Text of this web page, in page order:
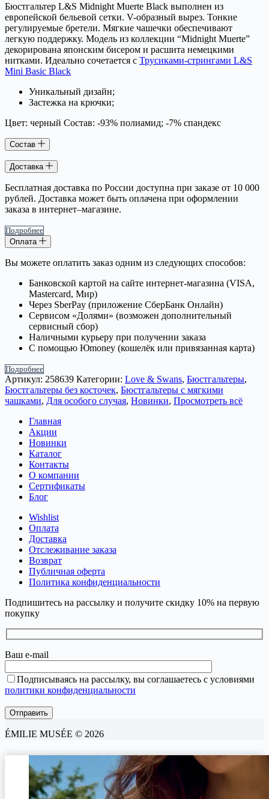
Бюстгальтер L&S Midnight Muerte Black выполнен из
европейской бельевой сетки. V-образный вырез. Тонкие
регулируемые бретели. Мягкие чашечки обеспечивают
легкую поддержку. Модель из коллекции “Midnight Muerte”
декорирована японским бисером и расшита немецкими
нитками. Идеально сочетается с Трусиками-стрингами L&S
Mini Basic Black
Уникальный дизайн;
Застежка на крючки;
Цвет: черный Состав: -93% полиамид; -7% спандекс
Состав
Доставка
Бесплатная доставка по России доступна при заказе от 10 000
рублей. Доставка может быть оплачена при оформлении
заказа в интернет–магазине.
Подробнее
Оплата
Вы можете оплатить заказ одним из следующих способов:
Банковской картой на сайте интернет-магазина (VISA,
Mastercard, Мир)
Через SberPay (приложение СберБанк Онлайн)
Сервисом «Долями» (возможен дополнительный
сервисный сбор)
Наличными курьеру при получении заказа
С помощью Юmoney (кошелёк или привязанная карта)
Подробнее
Артикул: 258639 Категории: Love & Swans, Бюстгальтеры,
Бюстгальтеры без косточек, Бюстгальтеры с мягкими
чашками, Для особого случая, Новинки, Просмотреть всё
Главная
Акции
Новинки
Каталог
Контакты
О компании
Сертификаты
Блог
Wishlist
Оплата
Доставка
Отслеживание заказа
Возврат
Публичная оферта
Политика конфиденциальности
Подпишитесь на рассылку и получите скидку 10% на первую
покупку
Ваш e-mail
Подписываясь на рассылку, вы соглашаетесь с условиями
политики конфиденциальности
ÉMILIE MUSÉE © 2026